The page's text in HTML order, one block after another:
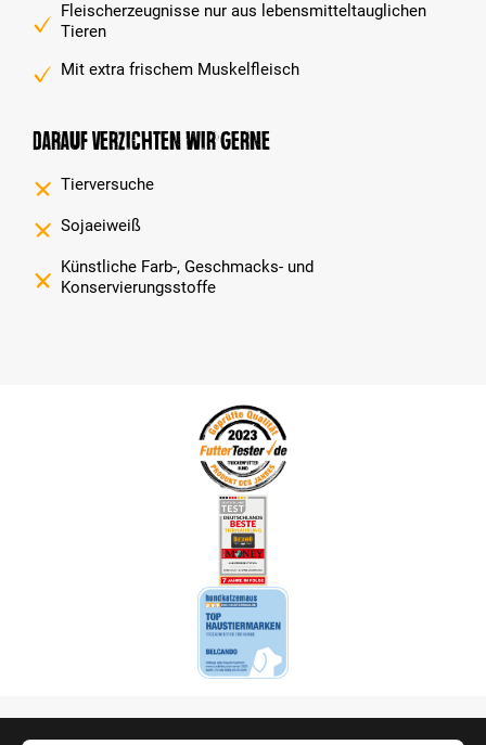
Fleischerzeugnisse nur aus lebensmitteltauglichen
Tieren
Mit extra frischem Muskelfleisch
Darauf verzichten wir gerne
Tierversuche
Sojaeiweiß
Künstliche Farb-, Geschmacks- und
Konservierungsstoffe